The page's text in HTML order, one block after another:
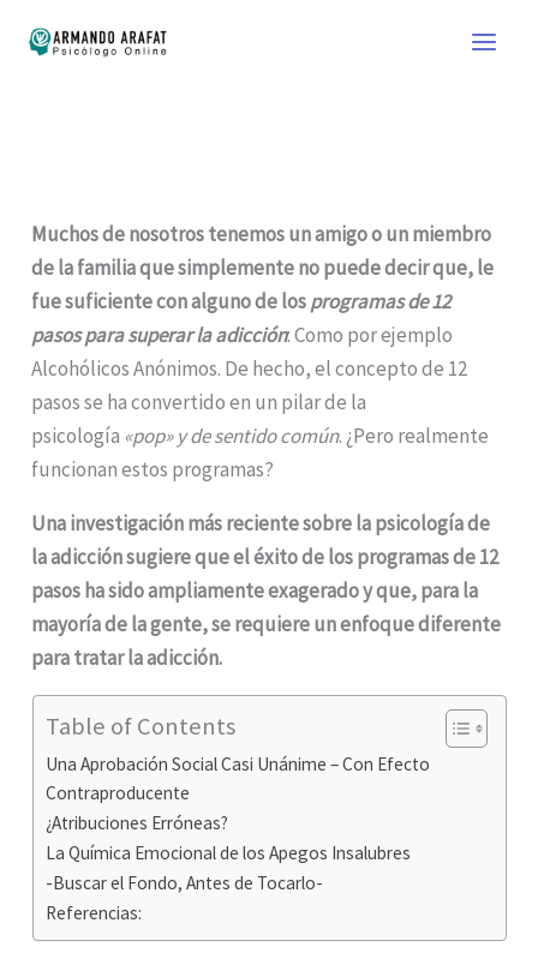
Muchos de nosotros tenemos un amigo o un miembro
de la familia que simplemente no puede decir que, le
fue suficiente con alguno de losprogramas de 12
pasos para superar la adicción: Como por ejemplo
Alcohólicos Anónimos. De hecho, el concepto de 12
pasos se ha convertido en un pilar de la
psicología «pop» y de sentido común. ¿Pero realmente
funcionan estos programas?
Una investigación más reciente sobre la psicología de
la adicción sugiere que el éxito de los programas de 12
pasos ha sido ampliamente exagerado y que, para la
mayoría de la gente, se requiere un enfoque diferente
para tratar la adicción.
Table of Contents
Una Aprobación Social Casi Unánime – Con Efecto
Contraproducente
¿Atribuciones Erróneas?
La Química Emocional de los Apegos Insalubres
-Buscar el Fondo, Antes de Tocarlo-
Referencias: